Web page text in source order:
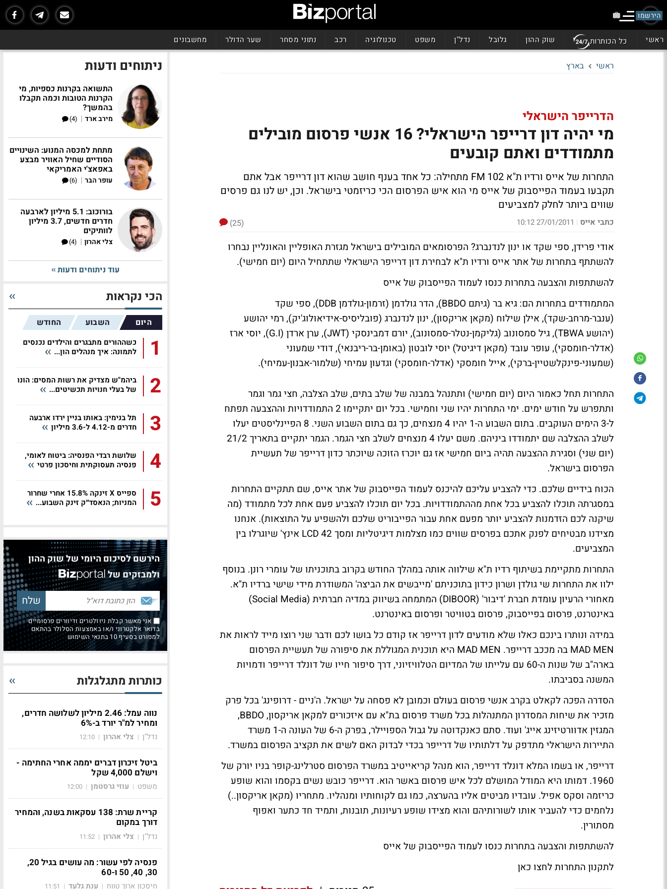
הירשמו
ראשי כל הכותרות שוק ההון גלובל נדל"ן משפט טכנולוגיה רכב נתוני מסחר שער הדולר מחשבונים
ראשי בארץ
הדרייפר הישראלי
מי יהיה דון דרייפר הישראלי? 16 אנשי פרסום מובילים
מתמודדים ואתם קובעים
התחרות של אייס ורדיו ת"א 102 FM מתחילה: כל אחד בענף חושב שהוא דון דרייפר אבל אתם
תקבעו בעמוד הפייסבוק של אייס מי הוא איש הפרסום הכי כריזמטי בישראל. וכן, יש לנו גם פרסים
שווים ביותר לחלק למצביעים
כתבי אייס |
27/01/2011 10:12
(25)
אודי פרידן, ספי שקד או ינון לנדנברג? הפרסומאים המובילים בישראל מגזרת האופליין והאונליין נבחרו
להשתתף בתחרות של אתר אייס ורדיו ת"א לבחירת דון דרייפר הישראלי שתתחיל היום (יום חמישי).
להשתתפות והצבעה בתחרות כנסו לעמוד הפייסבוק של אייס
המתמודדים בתחרות הם:
גיא בר (גיתם BBDO), הדר גולדמן (זרמון-גולדמן DDB), ספי שקד
(ענבר-מרחב-שקד), אילן שילוח (מקאן אריקסון), ינון לנדנברג (פובליסיס-אידיאולוג'יק), רמי יהושע
(יהושע TBWA), גיל סמסונוב (גליקמן-נטלר-סמסונוב), יורם דמבינסקי (JWT), ערן ארדן (G.I), יוסי ארז
(אדלר-חומסקי), עופר עובד (מקאן דיגיטל) יוסי לובטון (באומן-בר-ריבנאי), דודי שמעוני
(שמעוני-פינקלשטיין-ברקי), אייל חומסקי (אדלר-חומסקי) וגדעון עמיחי (שלמור-אבנון-עמיחי).
התחרות תחל כאמור היום (יום חמישי) ותתנהל במבנה של שלב בתים, שלב הצלבה, חצי גמר וגמר
ותתפרש על חודש ימים. ימי התחרות יהיו שני וחמישי. בכל יום יתקיימו 2 התמודדויות וההצבעה תפתח
ל-3 הימים העוקבים. בתום השבוע ה-1 יהיו 4 מנצחים, כך גם בתום השבוע השני. 8 הפיינליסטים יעלו
לשלב ההצלבה שם יתמודדו ביניהם. משם יעלו 4 מנצחים לשלב חצי הגמר. הגמר יתקיים בתאריך 21/2
(יום שני) וסגירת ההצבעה תהיה ביום חמישי אז גם יוכרז הזוכה שיוכתר כדון דרייפר של תעשיית
הפרסום בישראל.
הכוח בידיים שלכם. כדי להצביע עליכם להיכנס לעמוד הפייסבוק של אתר אייס, שם תתקיים התחרות
במסגרתה תוכלו להצביע בכל אחת מההתמודדויות. בכל יום תוכלו להצביע פעם אחת לכל מתמודד (מה
שיקנה לכם הזדמנות להצביע יותר מפעם אחת עבור הפייבוריט שלכם ולהשפיע על התוצאות). אנחנו
מצידנו מבטיחים לפנק אתכם בפרסים שווים כמו מצלמות דיגיטליות ומסך LCD 42 אינץ' שיוגרלו בין
המצביעים.
התחרות מתקיימת בשיתוף רדיו ת"א שילווה אותה במהלך החודש בקרוב בתוכניתו של עומרי רונן. בנוסף
ילוו את התחרות שי גולדן ושרון כידון בתוכניתם 'מייבשים את הביצה' המשודרת מידי שישי ברדיו ת"א.
מאחורי הרעיון עומדת חברת 'דיבור' (DIBOOR) המתמחה בשיווק במדיה חברתית (Social Media)
באינטרנט, פרסום בפייסבוק, פרסום בטוויטר ופרסום באינטרנט.
במידה ונותרו בינכם כאלו שלא מודעים לדון דרייפר אז קודם כל בושו לכם ודבר שני רוצו מייד לראות את
MAD MEN בה מככב דרייפר. MAD MEN היא תוכנית המגוללת את סיפורה של תעשיית הפרסום
בארה"ב של שנות ה-60 עם עלייתו של המדיום הטלוויזיוני, דרך סיפור חייו של דונלד דרייפר ודמויות
המשנה בסביבתו.
הסדרה הפכה לקאלט בקרב אנשי פרסום בעולם וכמובן לא פסחה על ישראל. ה'ניים - דרופינג' בכל פרק
מזכיר את שיחות המסדרון המתנהלות בכל משרד פרסום בת"א עם איזכורים למקאן אריקסון, BBDO,
המגזין אדוורטיזינג אייג' ועוד. סתם כאנקדוטה על גבול הספויילר, בפרק ה-6 של העונה ה-1 משרד
התיירות הישראלי מתדפק על דלתותיו של דרייפר בכדי לבדוק האם לשים את תקציב הפרסום במשרד.
דרייפר, או בשמו המלא דונלד דרייפר, הוא מנהל קריאייטיב במשרד הפרסום סטרלינג-קופר בניו יורק של
1960. דמותו היא המודל המושלם לכל איש פרסום באשר הוא. דרייפר כובש נשים בקסמו והוא שופע
כריזמה וסקס אפיל. עובדיו מביטים אליו בהערצה, כמו גם לקוחותיו ומנהליו. מתחריו (מקאן אריקסון..)
נלחמים כדי להעביר אותו לשורותיהם והוא מצידו שופע רעיונות, תובנות, ותמיד חד כתער ואפוף
מסתורין.
להשתתפות והצבעה בתחרות כנסו לעמוד הפייסבוק של אייס
לתקנון התחרות לחצו כאן
ניתוחים ודעות
התשואה בקרנות כספיות, מי
הקרנות הטובות וכמה תקבלו
בהמשך?
מירב ארד |
(4)
מתחת למכסה המנוע: השינויים
הסודיים שחיל האוויר מבצע
באפאצ'י האמריקאי
עופר הבר |
(6)
בורוכוב: 5.1 מיליון לארבעה
חדרים חדשים, 3.7 מיליון
לוותיקים
צלי אהרון |
(4)
עוד ניתוחים ודעות
הכי נקראות
היום השבוע החודש
1
כשההורים מתבגרים והילדים נכנסים
לתמונה: איך מנהלים הון...
2
ביהמ"ש מצדיק את רשות המסים: הונו
של בעלי חנויות תכשיטים...
3
תל בנימין: באותו בניין ירדו ארבעה
חדרים מ-4.12 ל-3.6 מיליון
4
שלושת רבדי הפנסיה: ביטוח לאומי,
פנסיה תעסוקתית וחיסכון פרטי
5
ספייס X זינקה 15.8% אחרי שחרור
המניות; הנאסד״ק זינק השבוע...
הירשם לסיכום היומי של שוק ההון
ולמבזקים של
אני מאשר קבלת ניוזלטרים ודיוורים פרסומיים
בדואר אלקטרוני ו/או באמצעות הסלולר בהתאם
למפורט בסעיף 10 בתנאי השימוש
כותרות מתגלגלות
נווה עמל: 2.46 מיליון לשלושה חדרים,
ומחיר למ"ר יורד ב-6%
נדל"ן | צלי אהרון |
12:10
ביטל זיכרון דברים יממה אחרי החתימה -
וישלם 4,000 שקל
משפט | עוזי גרסטמן |
12:00
קריית שרת: 138 עסקאות בשנה, והמחיר
דורך במקום
נדל"ן | צלי אהרון |
11:52
פנסיה לפי עשור: מה עושים בגיל 20,
30, 40, 50 ו-60
חיסכון ארוך טווח | ענת גלעד |
11:51